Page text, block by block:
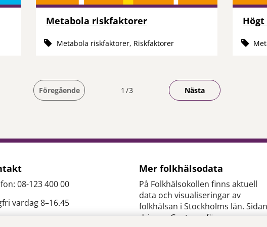
Metabola riskfaktorer
Metabola riskfaktorer, Riskfaktorer
Föregående Du är på sida
1 3 Nästa
08-123 400 00
vardag 8–16.45
Mer folkhälsodata
På Folkhälsokollen finns aktuell
data och visualiseringar av
folkhälsan i Stockholms län. Sidan
drivs av Centrum för